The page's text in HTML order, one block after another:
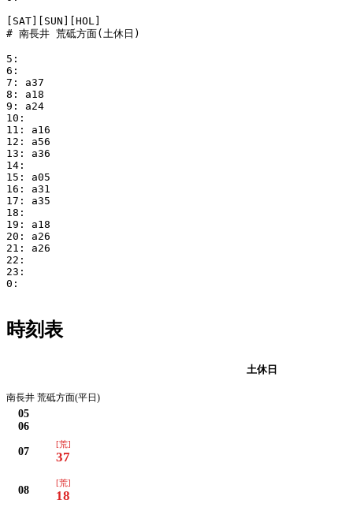
[SAT][SUN][HOL]
# 南長井 荒砥方面(土休日)
5:
6:
7: a37
8: a18
9: a24
10:
11: a16
12: a56
13: a36
14:
15: a05
16: a31
17: a35
18:
19: a18
20: a26
21: a26
22:
23:
0:
時刻表
土休日
南長井 荒砥方面(平日)
05
06
07
[荒]
37
08
[荒]
18